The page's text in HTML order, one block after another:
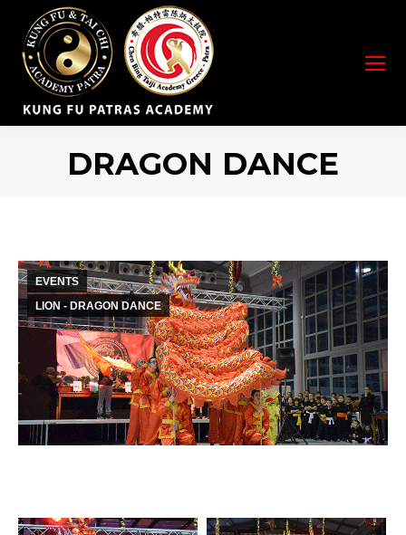
DRAGON DANCE
EVENTS
LION - DRAGON DANCE